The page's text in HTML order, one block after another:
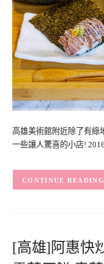
高雄美術館附近除了有綠
一些讓人驚喜的小店!
CONTINUE READING
[高雄]阿惠快